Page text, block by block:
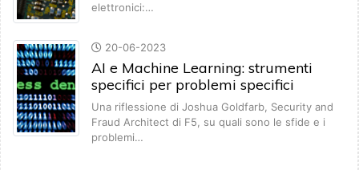
elettronici:…
20-06-2023
AI e Machine Learning: strumenti
specifici per problemi specifici
Una riflessione di Joshua Goldfarb, Security and
Fraud Architect di F5, su quali sono le sfide e i
problemi…